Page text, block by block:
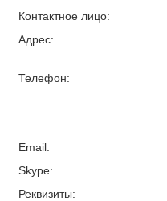
Контактное лицо:
Адрес:
Телефон:
Email:
Skype:
Реквизиты: